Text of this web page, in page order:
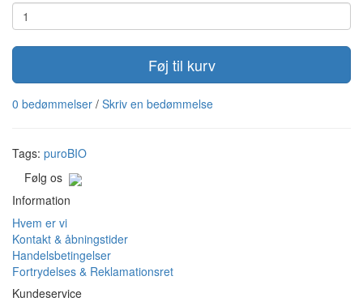
Føj til kurv
0 bedømmelser / Skriv en bedømmelse
Tags: puroBIO
Følg os
Information
Hvem er vi
Kontakt & åbningstider
Handelsbetingelser
Fortrydelses & Reklamationsret
Kundeservice